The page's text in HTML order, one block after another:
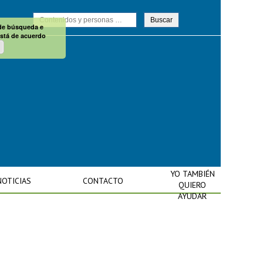
CONTACTO
YO TAMBIÉN
QUIERO
AYUDAR
búsqueda e
de acuerdo